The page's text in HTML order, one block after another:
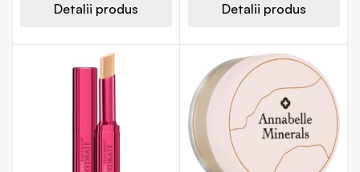
Detalii produs Detalii produs